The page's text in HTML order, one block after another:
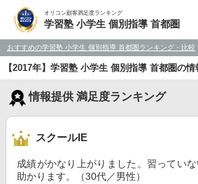
オリコン顧客満足度ランキング
学習塾 小学生 個別指導 首都圏
おすすめの学習塾 小学生 個別指導 首都圏ランキング・比較
【2017年】学習塾 小学生 個別指導 首都圏の
情報提供 満足度ランキング
スクールIE
成績がかなり上がりました。習ってい
助かります。（30代／男性）